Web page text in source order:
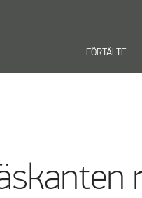
FÖRTÄLTE